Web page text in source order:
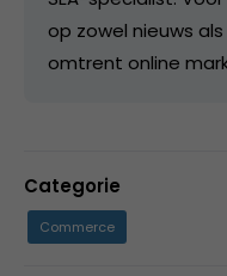
op zowel nieuws
omtrent online
Categorie
Commerce